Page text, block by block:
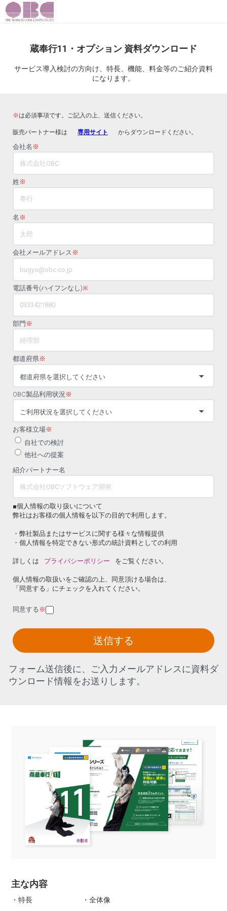
蔵奉行11・オプション 資料ダウンロード
サービス導入検討の方向け、特長、機能、料金等のご紹介資料
になります。
※は必須事項です。ご記入の上、送信ください。
販売パートナー様は 専用サイト からダウンロードください。
会社名 ※
姓 ※
名 ※
会社メールアドレス ※
電話番号(ハイフンなし)※
部門 ※
都道府県※
OBC製品利用状況 ※
お客様立場※
自社での検討
他社への提案
紹介パートナー名
■個人情報の取り扱いについて
弊社はお客様の個人情報を以下の目的で利用します。
・弊社製品またはサービスに関する様々な情報提供
・個人情報を特定できない形式の統計資料としての利用
詳しくは プライバシーポリシー をご覧ください。
個人情報の取扱いをご確認の上、同意頂ける場合は、
「同意する」にチェックを入れてください。
同意する ※
送信する
フォーム送信後に、ご入力メールアドレスに資料ダ
ウンロード情報をお送りします。
主な内容
・特長 ・全体像